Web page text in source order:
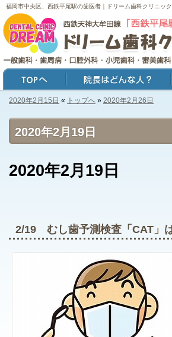
2020年2月19日
福岡市中央区、西鉄平尾駅の歯医者｜ドリーム歯科クリニック
2020年2月15日 « トップへ » 2020年2月26日
2020年2月19日
2/19 むし歯予測検査「CAT」
トップ 院長はどんな人？